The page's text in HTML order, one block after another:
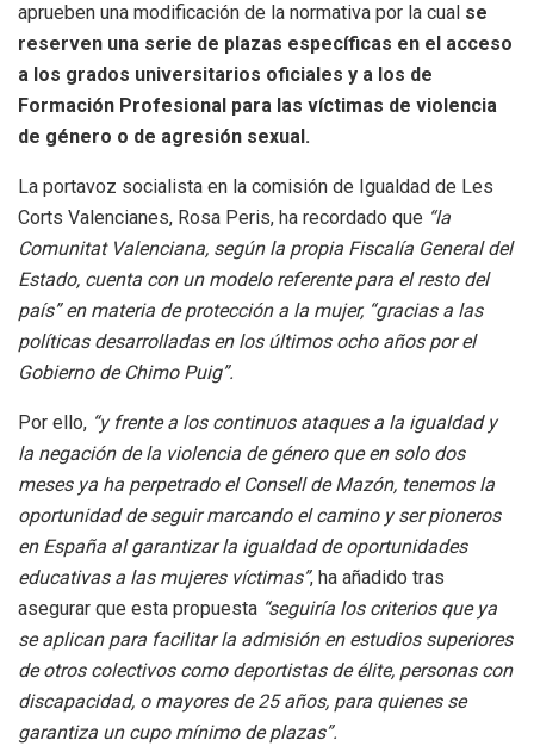
aprueben una modificación de la normativa por la cual se
reserven una serie de plazas específicas en el acceso
a los grados universitarios oficiales y a los de
Formación Profesional para las víctimas de violencia
de género o de agresión sexual.
La portavoz socialista en la comisión de Igualdad de Les
Corts Valencianes, Rosa Peris, ha recordado que “la
Comunitat Valenciana, según la propia Fiscalía General del
Estado, cuenta con un modelo referente para el resto del
país” en materia de protección a la mujer, “gracias a las
políticas desarrolladas en los últimos ocho años por el
Gobierno de Chimo Puig”.
Por ello, “y frente a los continuos ataques a la igualdad y
la negación de la violencia de género que en solo dos
meses ya ha perpetrado el Consell de Mazón, tenemos la
oportunidad de seguir marcando el camino y ser pioneros
en España al garantizar la igualdad de oportunidades
educativas a las mujeres víctimas”, ha añadido tras
asegurar que esta propuesta “seguiría los criterios que ya
se aplican para facilitar la admisión en estudios superiores
de otros colectivos como deportistas de élite, personas con
discapacidad, o mayores de 25 años, para quienes se
garantiza un cupo mínimo de plazas”.